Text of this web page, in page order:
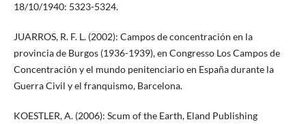
18/10/1940: 5323-5324.
JUARROS, R. F. L. (2002): Campos de concentración en la
provincia de Burgos (1936-1939), en Congresso Los Campos de
Concentración y el mundo penitenciario en España durante la
Guerra Civil y el franquismo, Barcelona.
KOESTLER, A. (2006): Scum of the Earth, Eland Publishing